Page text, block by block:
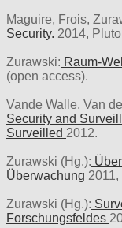
Maguire, Frois,
Security. 2014,
Zurawski: Raum-
(open access).
Vande Walle, Van
Security and
Surveilled 2012.
Zurawski (Hg.):
Überwachung
Zurawski (Hg.):
Forschungsfeldes